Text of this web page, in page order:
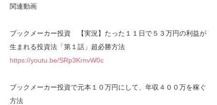
関連動画
ブックメーカー投資 【実況】たった１１日で５３万円の利益が
生まれる投資法「第１話」超必勝方法
https://youtu.be/SRp3KrnvW0c
ブックメーカー投資で元本１０万円にして、年収４００万を稼ぐ
方法